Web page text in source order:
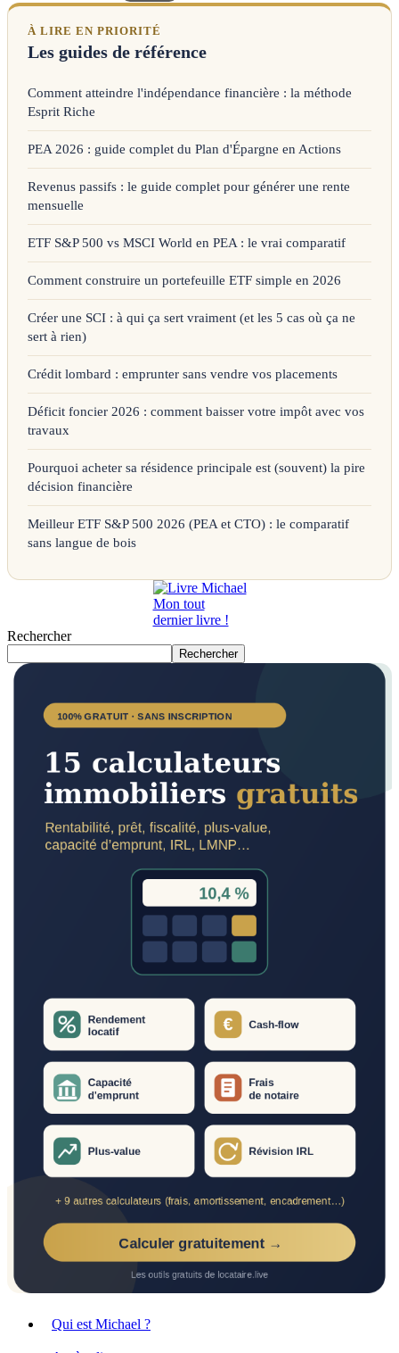
À LIRE EN PRIORITÉ
Les guides de référence
Comment atteindre l'indépendance financière : la méthode
Esprit Riche
PEA 2026 : guide complet du Plan d'Épargne en Actions
Revenus passifs : le guide complet pour générer une rente
mensuelle
ETF S&P 500 vs MSCI World en PEA : le vrai comparatif
Comment construire un portefeuille ETF simple en 2026
Créer une SCI : à qui ça sert vraiment (et les 5 cas où ça ne
sert à rien)
Crédit lombard : emprunter sans vendre vos placements
Déficit foncier 2026 : comment baisser votre impôt avec vos
travaux
Pourquoi acheter sa résidence principale est (souvent) la pire
décision financière
Meilleur ETF S&P 500 2026 (PEA et CTO) : le comparatif
sans langue de bois
Mon tout
dernier livre !
Rechercher
Rechercher
Qui est Michael ?